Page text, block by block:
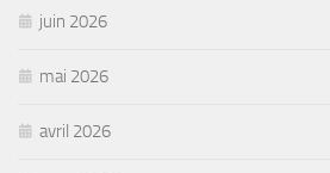
juin 2026
mai 2026
avril 2026